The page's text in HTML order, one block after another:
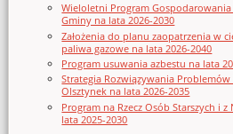
Wieloletni Program
Gminy na lata 2026-2030
Założenia do planu zaopatrzenia w
paliwa gazowe na lata 2026-2040
Program usuwania azbestu na lata
Strategia Rozwiązywania Problemów
Olsztynek na lata 2026-2035
Program na Rzecz Osób Starszych i
lata 2025-2030